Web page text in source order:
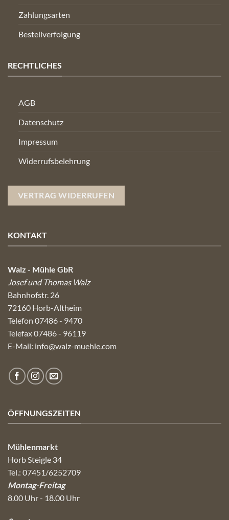
Zahlungsarten
Bestellverfolgung
RECHTLICHES
AGB
Datenschutz
Impressum
Widerrufsbelehrung
VERTRAG WIDERRUFEN
KONTAKT
Walz - Mühle GbR
Josef und Thomas Walz
Bahnhofstr. 26
72160 Horb-Altheim
Telefon 07486 - 9470
Telefax 07486 - 96119
E-Mail: info@walz-muehle.com
ÖFFNUNGSZEITEN
Mühlenmarkt
Horb Steigle 34
Tel.: 07451/6252709
Montag-Freitag
8.00 Uhr - 18.00 Uhr